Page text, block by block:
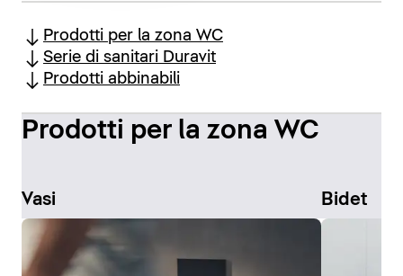
Prodotti per la zona WC
Serie di sanitari Duravit
Prodotti abbinabili
Prodotti per la zona WC
Vasi Bidet